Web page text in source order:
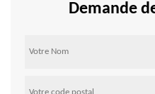
Demande